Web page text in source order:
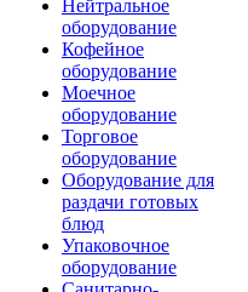
Нейтральное
оборудование
Кофейное
оборудование
Моечное
оборудование
Торговое
оборудование
Оборудование для
раздачи готовых
блюд
Упаковочное
оборудование